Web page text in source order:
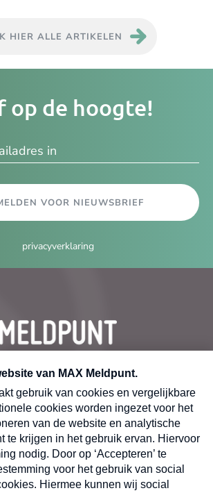
HIER ALLE ARTIKELEN
op de hoogte!
VOOR NIEUWSBRIEF
privacyverklaring
Volg ons op